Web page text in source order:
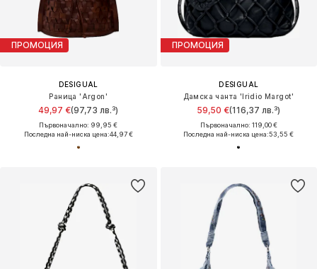
ПРОМОЦИЯ
DESIGUAL
Раница 'Argon'
49,97 €(97,73 лв.³)
Първоначално: 99,95 €
Последна най-ниска цена:44,97 €
ПРОМОЦИЯ
DESIGUAL
Дамска чанта 'Iridio Margot'
59,50 €(116,37 лв.³)
Първоначално: 119,00 €
Последна най-ниска цена:53,55 €